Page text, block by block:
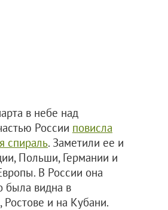
в небе над
России повисла
спираль. Заметили ее и
Польши, Германии и
В России она
была видна в
Ростове и на Кубани.